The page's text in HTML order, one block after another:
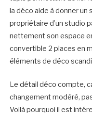
la déco aide à donner un
propriétaire d’un studio
nettement son espace
convertible 2 places en
éléments de déco
Le détail déco compte,
changement modéré,
Voilà pourquoi il est